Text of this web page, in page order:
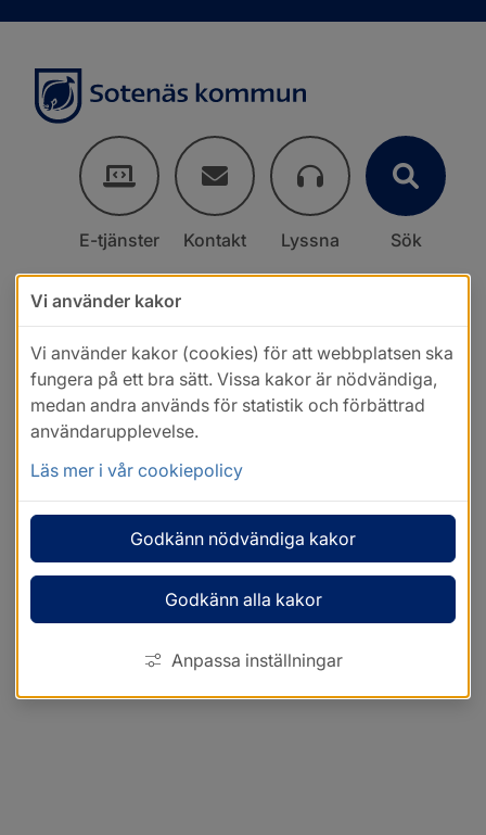
E-tjänster Kontakt Lyssna Sök
Vi använder kakor
Vi använder kakor (cookies) för att webbplatsen ska
fungera på ett bra sätt. Vissa kakor är nödvändiga,
medan andra används för statistik och förbättrad
användarupplevelse.
Läs mer i vår cookiepolicy
Godkänn nödvändiga kakor
Godkänn alla kakor
Anpassa inställningar